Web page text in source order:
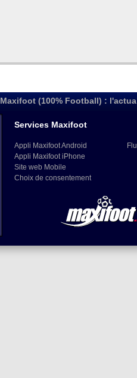
Maxifoot (100% Football) :
Services Maxifoot
Appli Maxifoot Android
Appli Maxifoot iPhone
Site web Mobile
Choix de consentement